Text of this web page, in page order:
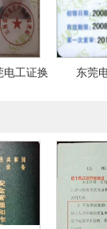
电工证换
东莞